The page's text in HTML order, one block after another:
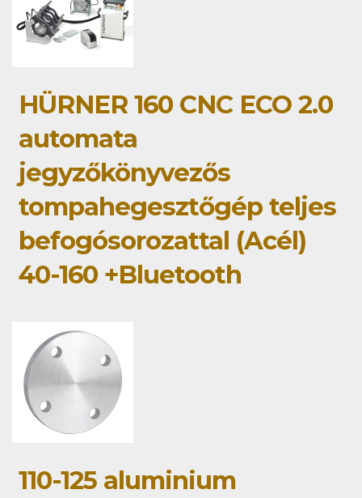
HÜRNER 160 CNC ECO 2.0
automata
jegyzőkönyvezős
tompahegesztőgép teljes
befogósorozattal (Acél)
40-160 +Bluetooth
110-125 aluminium